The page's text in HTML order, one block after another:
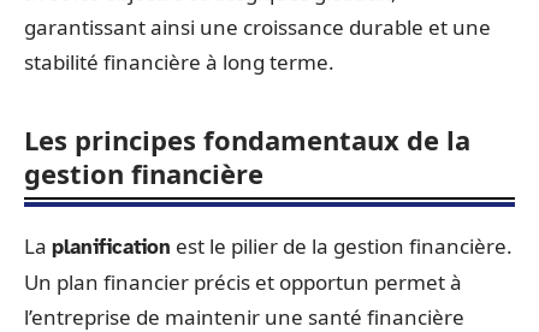
garantissant ainsi une croissance durable et une
stabilité financière à long terme.
Les principes fondamentaux de la
gestion financière
La planification est le pilier de la gestion financière.
Un plan financier précis et opportun permet à
l’entreprise de maintenir une santé financière